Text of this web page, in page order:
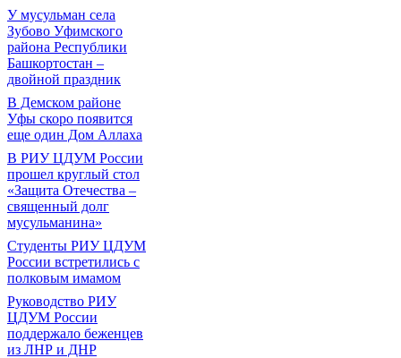
У мусульман села
Зубово Уфимского
района Республики
Башкортостан –
двойной праздник
В Демском районе
Уфы скоро появится
еще один Дом Аллаха
В РИУ ЦДУМ России
прошел круглый стол
«Защита Отечества –
священный долг
мусульманина»
Студенты РИУ ЦДУМ
России встретились с
полковым имамом
Руководство РИУ
ЦДУМ России
поддержало беженцев
из ЛНР и ДНР